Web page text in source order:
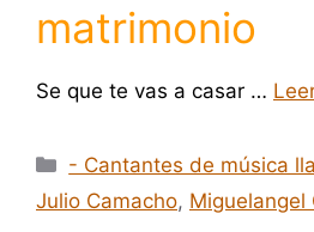
matrimonio
Se que te vas a casar …
Categorías
- Cantantes de música
Julio Camacho, Miguelangel